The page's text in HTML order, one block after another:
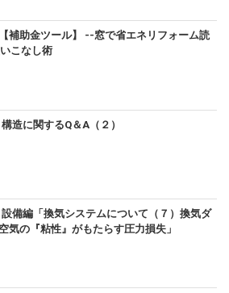
補助金ツール】 --窓で省エネリフォーム読
こなし術
造に関するQ＆A（２）
設備編「換気システムについて（７）換気ダ
気の『粘性』がもたらす圧力損失」